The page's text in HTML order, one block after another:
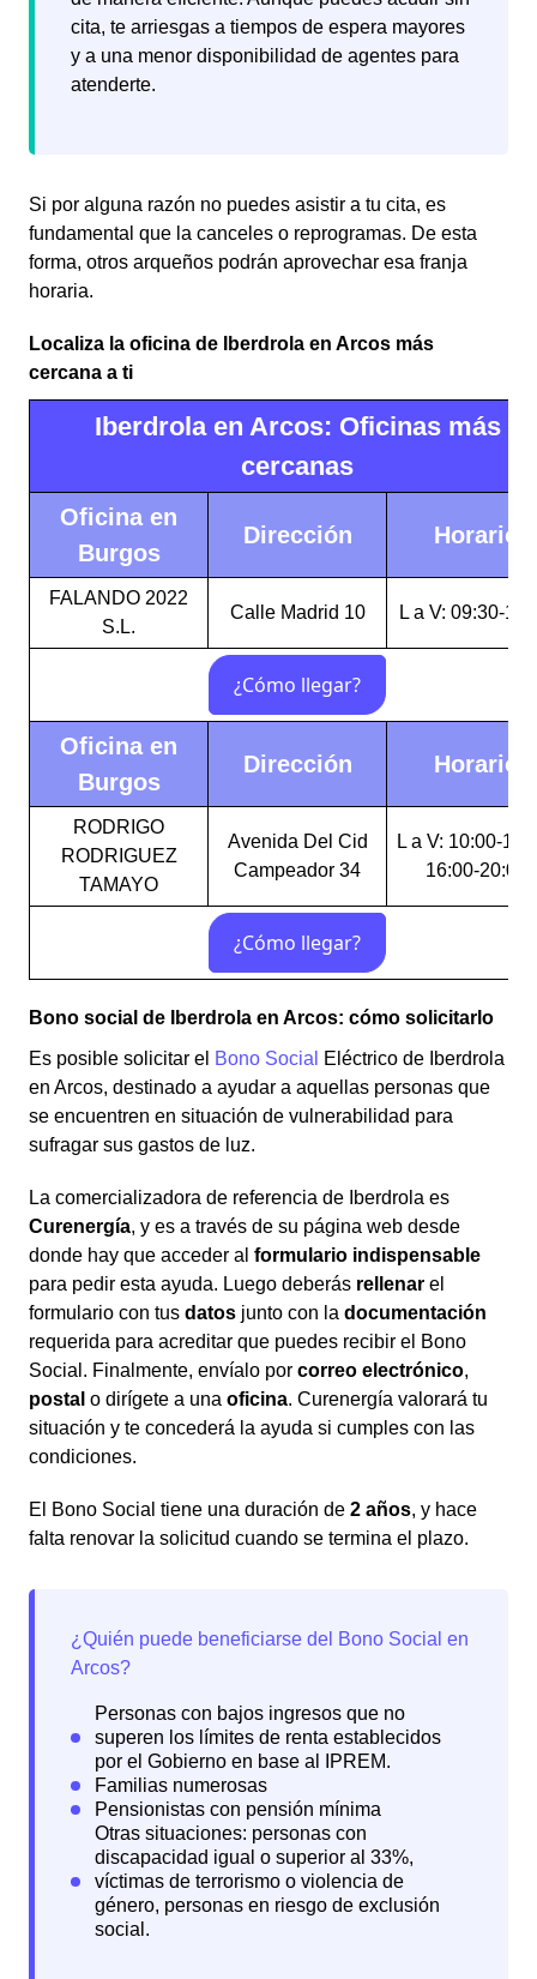
cita, te arriesgas a tiempos de espera mayores
y a una menor disponibilidad de agentes para
atenderte.
Si por alguna razón no puedes asistir a tu cita, es
fundamental que la canceles o reprogramas. De esta
forma, otros arqueños podrán aprovechar esa franja
horaria.
Localiza la oficina de Iberdrola en Arcos más
cercana a ti
Iberdrola en Arcos: Oficinas más
cercanas
Oficina en
Burgos
Dirección Horario
FALANDO 2022
S.L.
Calle Madrid 10 L a V: 09:30-
Oficina en
Burgos
Dirección Horario
RODRIGO
RODRIGUEZ
TAMAYO
Avenida Del Cid
Campeador 34
L a V: 10:00-
16:00-20:00
Bono social de Iberdrola en Arcos: cómo solicitarlo
Es posible solicitar el Bono Social
Eléctrico de Iberdrola
en Arcos, destinado a ayudar a aquellas personas que
se encuentren en situación de vulnerabilidad para
sufragar sus gastos de luz.
La comercializadora de referencia de Iberdrola es
Curenergía, y es a través de su página web desde
donde hay que acceder al formulario indispensable
para pedir esta ayuda. Luego deberás rellenar el
formulario con tus datos junto con la documentación
requerida para acreditar que puedes recibir el Bono
Social. Finalmente, envíalo por correo electrónico,
postal o dirígete a una oficina. Curenergía valorará tu
situación y te concederá la ayuda si cumples con las
condiciones.
El Bono Social tiene una duración de 2 años, y hace
falta renovar la solicitud cuando se termina el plazo.